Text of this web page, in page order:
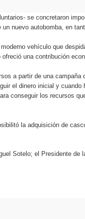
se concretaron
nuevo autobomba, en
vehículo que
una contribución
a partir de una campaña
el dinero inicial y
conseguir los recursos
la adquisición de
Sotelo; el Presidente de